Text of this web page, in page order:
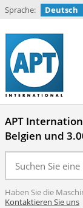
Sprache: Deutsch
APT
Belgien und
Haben Sie die
Kontaktieren Sie uns